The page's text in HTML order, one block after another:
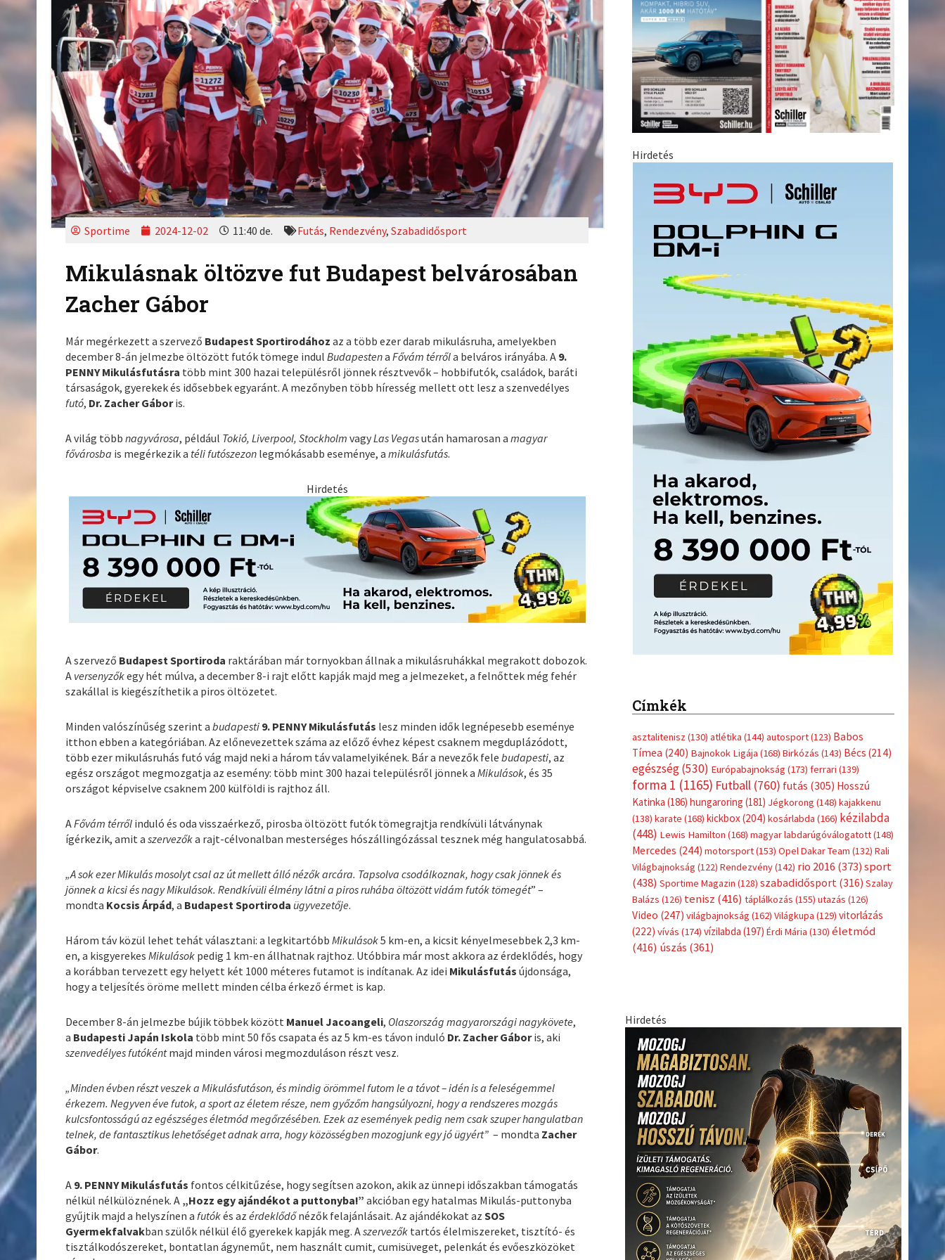
Sportime 2024-12-02 11:40 de. Futás, Rendezvény, Szabadidősport
Mikulásnak öltözve fut Budapest belvárosában
Zacher Gábor
Már megérkezett a szervező Budapest Sportirodához az a több ezer darab mikulásruha, amelyekben
december 8-án jelmezbe öltözött futók tömege indulBudapestenaFővám térrőla belváros irányába. A 9.
PENNY Mikulásfutásra több mint 300 hazai településről jönnek résztvevők – hobbifutók, családok, baráti
társaságok, gyerekek és idősebbek egyaránt. A mezőnyben több híresség mellett ott lesz a szenvedélyes
futó, Dr. Zacher Gáboris.
A világ többnagyvárosa, például Tokió, Liverpool, Stockholm vagyLas Vegasután hamarosan amagyar
fővárosba is megérkezik a téli futószezon legmókásabb eseménye, amikulásfutás.
Hirdetés
A szervező Budapest Sportiroda raktárában már tornyokban állnak a mikulásruhákkal megrakott dobozok.
A versenyzőkegy hét múlva, a december 8-i rajt előtt kapják majd meg a jelmezeket, a felnőttek még fehér
szakállal is kiegészíthetik a piros öltözetet.
Minden valószínűség szerint abudapesti 9. PENNY Mikulásfutás lesz minden idők legnépesebb eseménye
itthon ebben a kategóriában. Az előnevezettek száma az előző évhez képest csaknem megduplázódott,
több ezer mikulásruhás futó vág majd neki a három táv valamelyikének. Bár a nevezők felebudapesti, az
egész országot megmozgatja az esemény: több mint 300 hazai településről jönnek aMikulások, és 35
országot képviselve csaknem 200 külföldi is rajthoz áll.
AFővám térről induló és oda visszaérkező, pirosba öltözött futók tömegrajtja rendkívüli látványnak
ígérkezik, amit aszervezőka rajt-célvonalban mesterséges hószállingózással tesznek még hangulatosabbá.
„A sok ezer Mikulás mosolyt csal az út mellett álló nézők arcára. Tapsolva csodálkoznak, hogy csak jönnek és
jönnek a kicsi és nagy Mikulások. Rendkívüli élmény látni a piros ruhába öltözött vidám futók tömegét” –
mondta Kocsis Árpád, a Budapest Sportiroda ügyvezetője.
Három táv közül lehet tehát választani: a legkitartóbbMikulások5 km-en, a kicsit kényelmesebbek 2,3 km-
en, a kisgyerekesMikulások pedig 1 km-en állhatnak rajthoz. Utóbbira már most akkora az érdeklődés, hogy
a korábban tervezett egy helyett két 1000 méteres futamot is indítanak. Az idei Mikulásfutás újdonsága,
hogy a teljesítés öröme mellett minden célba érkező érmet is kap.
December 8-án jelmezbe bújik többek között Manuel Jacoangeli, Olaszország magyarországi nagykövete,
a Budapesti Japán Iskola több mint 50 fős csapata és az 5 km-es távon induló Dr. Zacher Gáboris, aki
szenvedélyes futókéntmajd minden városi megmozduláson részt vesz.
„Minden évben részt veszek a Mikulásfutáson, és mindig örömmel futom le a távot – idén is a feleségemmel
érkezem. Negyven éve futok, a sport az életem része, nem győzőm hangsúlyozni, hogy a rendszeres mozgás
kulcsfontosságú az egészséges életmód megőrzésében. Ezek az események pedig nem csak szuper hangulatban
telnek, de fantasztikus lehetőséget adnak arra, hogy közösségben mozogjunk egy jó ügyért” – mondta Zacher
Gábor.
A 9. PENNY Mikulásfutás fontos célkitűzése, hogy segítsen azokon, akik az ünnepi időszakban támogatás
nélkül nélkülöznének. A „Hozz egy ajándékot a puttonyba!” akcióban egy hatalmas Mikulás-puttonyba
gyűjtik majd a helyszínen afutókés azérdeklődőnézők felajánlásait. Az ajándékokat azSOS
Gyermekfalvakban szülők nélkül élő gyerekek kapják meg. Aszervezők tartós élelmiszereket, tisztító- és
tisztálkodószereket, bontatlan ágyneműt, nem használt cumit, cumisüveget, pelenkát és evőeszközöket
Hirdetés
Címkék
asztalitenisz (130) atlétika (144) autosport(123) Babos
Tímea (240) Bajnokok Ligája (168) Birkózás (143) Bécs (214)
egészség(530) Európabajnokság (173) ferrari (139)
forma 1 (1165) Futball(760) futás (305) Hosszú
Katinka (186) hungaroring (181) Jégkorong (148) kajakkenu
(138) karate (168) kickbox(204) kosárlabda (166) kézilabda
(448) Lewis Hamilton (168) magyar labdarúgóválogatott(148)
Mercedes (244) motorsport(153) Opel Dakar Team (132) Rali
Világbajnokság (122) Rendezvény(142) rio 2016 (373) sport
(438) Sportime Magazin (128) szabadidősport (316) Szalay
Balázs (126) tenisz (416) táplálkozás (155) utazás (126)
Video (247) világbajnokság (162) Világkupa (129) vitorlázás
(222) vívás (174) vízilabda (197) Érdi Mária (130) életmód
(416) úszás (361)
Hirdetés